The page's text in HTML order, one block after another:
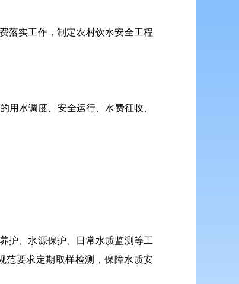
落实工作，制定农村饮水安全工程
用水调度、安全运行、水费征收、
护、水源保护、日常水质监测等工
范要求定期取样检测，保障水质安